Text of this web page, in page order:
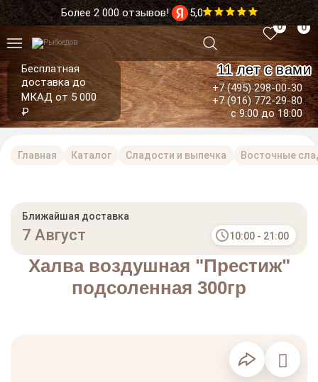
Более 2 000 отзывов! 5,0
Бесплатная
доставка до
МКАД от 5 000
₽
11 лет с вами
+7 (495) 298-00-30
+7 (916) 772-29-80
с 9:00 до 18:00
0 0
Главная Каталог Сладости и выпечка Восточные
Халва воздушная "Престиж"
подсоленная 300гр
Ближайшая доставка
7 Август 10:00 - 21:00